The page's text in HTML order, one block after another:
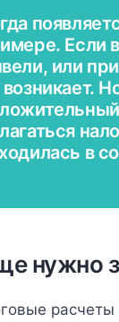
Если
или
возникает.
в
нужно
расчеты